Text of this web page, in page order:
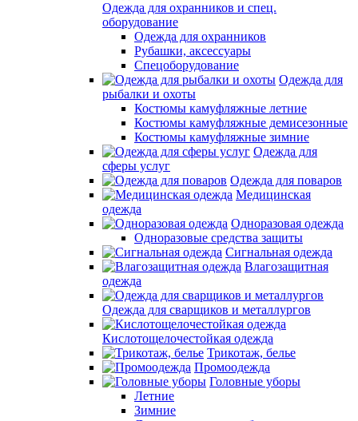
Одежда для охранников и спец.
оборудование
Одежда для охранников
Рубашки, аксессуары
Спецоборудование
Одежда для
рыбалки и охоты
Костюмы камуфляжные летние
Костюмы камуфляжные демисезонные
Костюмы камуфляжные зимние
Одежда для
сферы услуг
Одежда для поваров
Медицинская
одежда
Одноразовая одежда
Одноразовые средства защиты
Сигнальная одежда
Влагозащитная
одежда
Одежда для сварщиков и металлургов
Кислотощелочестойкая одежда
Трикотаж, белье
Промоодежда
Головные уборы
Летние
Зимние